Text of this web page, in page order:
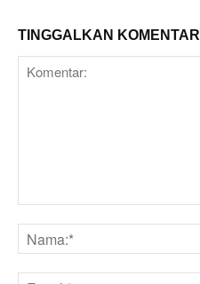
TINGGALKAN KOMENTAR